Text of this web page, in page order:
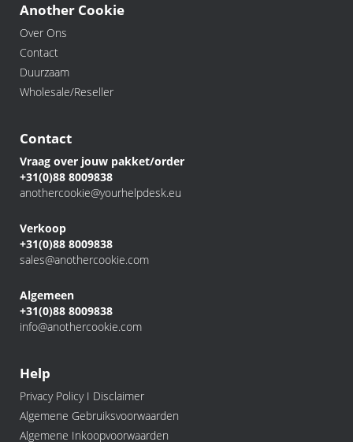
Another Cookie
Over Ons
Contact
Duurzaam
Wholesale/Reseller
Contact
Vraag over jouw pakket/order
+31(0)88 8009838
anothercookie@yourhelpdesk.eu
Verkoop
+31(0)88 8009838
sales@anothercookie.com
Algemeen
+31(0)88 8009838
info@anothercookie.com
Help
Privacy Policy I Disclaimer
Algemene Gebruiksvoorwaarden
Algemene Inkoopvoorwaarden